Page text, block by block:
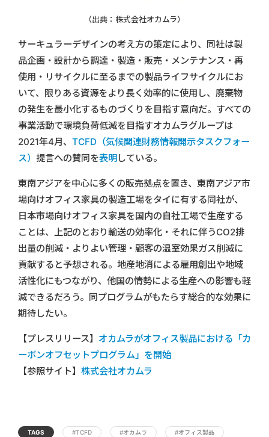
（出典：株式会社オカムラ）
サーキュラーデザインの考え方の策定により、同社は製
品企画・設計から調達・製造・販売・メンテナンス・再
使用・リサイクルに至るまでの製品ライフサイクルにお
いて、限りある資源をより長く効率的に使用し、廃棄物
の発生を最小化するものづくりを目指す意向だ。すべての
事業活動で環境負荷低減を目指すオカムラグループは
2021年4月、 TCFD（気候関連財務情報開示タスクフォー
ス） 提言への賛同を表明している。
東南アジアを中心に多くの販売拠点を置き、東南アジア市
場向けオフィス家具の製造工場をタイに有する同社が、
日本市場向けオフィス家具を国内の自社工場で生産する
ことは、上記のとおり輸送の効率化・それに伴うCO2排
出量の削減・よりよい管理・顧客の温室効果ガス削減に
貢献すると予想される。地産地消による雇用創出や地域
活性化にもつながり、他国の情勢による生産への影響も軽
減できるだろう。同プログラムがもたらす総合的な効果に
期待したい。
【プレスリリース】 オカムラがオフィス製品における「カ
ーボンオフセットプログラム」を開始
【参照サイト】 株式会社オカムラ
TAGS #TCFD #オカムラ #オフィス製品